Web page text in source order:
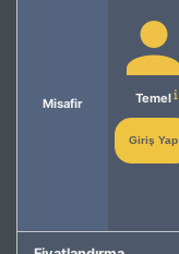
Misafir Temel
Giriş Yap